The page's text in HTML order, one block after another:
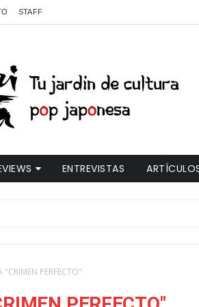
STAFF
ENTREVISTAS
"CRIMEN PERFECTO"